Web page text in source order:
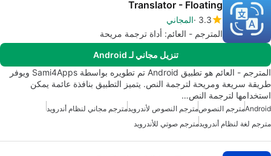
Translator - Floating
3.3 المجاني
المترجم - العائم: أداة ترجمة مريحة
تنزيل مجاني لـ Android
المترجم - العائم هو تطبيق Android تم تطويره بواسطة Sami4Apps ويوفر
طريقة سريعة ومريحة لترجمة النص. يتميز التطبيق بنافذة عائمة يمكن
استخدامها لترجمة النص…
Androidمترجم النصوصمترجم النصوص لأندرويدمترجم مجاني لنظام أندرويد
مترجم لغة لنظام أندرويدمترجم صوتي للأندرويد